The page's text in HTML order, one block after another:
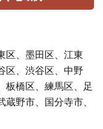
区、墨田区、江東
区、渋谷区、中野
板橋区、練馬区、足
野市、国分寺市、